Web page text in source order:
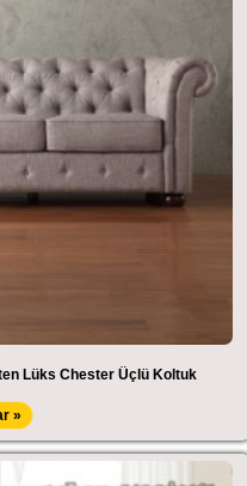
Lüks Chester Üçlü Koltuk
»